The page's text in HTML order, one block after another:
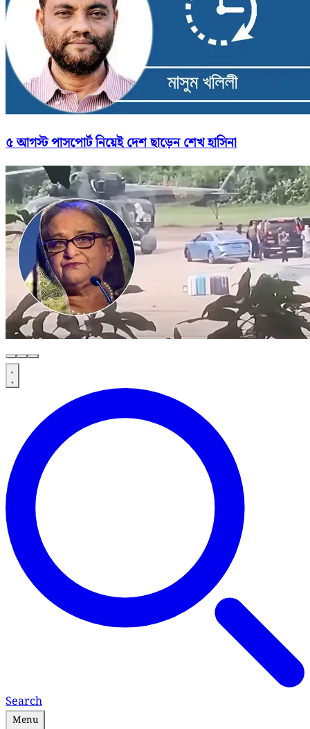
৫ আগস্ট পাসপোর্ট নিয়েই দেশ ছাড়েন শেখ হাসিনা
Search
Menu